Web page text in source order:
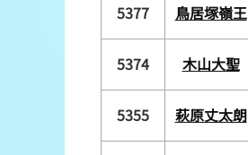
5377 鳥居塚嶺王
5374 木山大聖
5355 萩原丈太朗